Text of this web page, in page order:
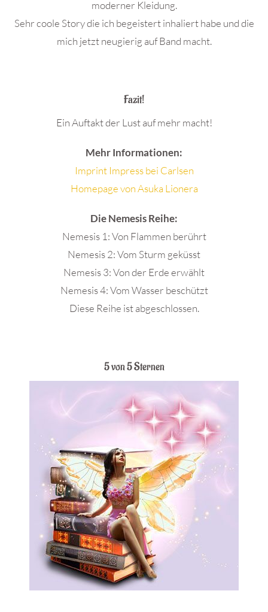
moderner Kleidung.
Sehr coole Story die ich begeistert inhaliert habe und die
mich jetzt neugierig auf Band macht.
Fazit!
Ein Auftakt der Lust auf mehr macht!
Mehr Informationen:
Imprint Impress bei Carlsen
Homepage von Asuka Lionera
Die Nemesis Reihe:
Nemesis 1: Von Flammen berührt
Nemesis 2: Vom Sturm geküsst
Nemesis 3: Von der Erde erwählt
Nemesis 4: Vom Wasser beschützt
Diese Reihe ist abgeschlossen.
5 von 5 Sternen